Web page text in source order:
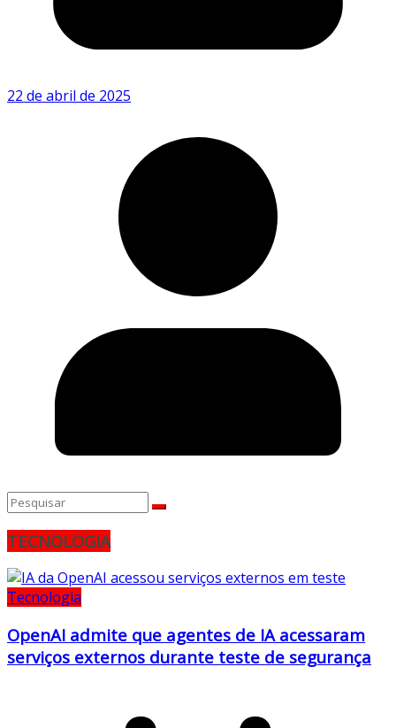
22 de abril de 2025
TECNOLOGIA
Tecnologia
OpenAI admite que agentes de IA acessaram
serviços externos durante teste de segurança